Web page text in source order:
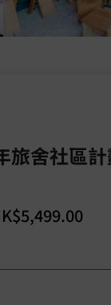
旅舍社區
5,499.00